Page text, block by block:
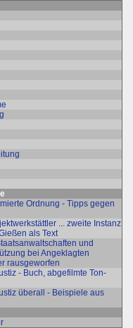
Ordnung - Tipps gegen
... zweite Instanz
als Text
und
bei Angeklagten
rausgeworfen
- Buch, abgefilmte Ton-
überall - Beispiele aus